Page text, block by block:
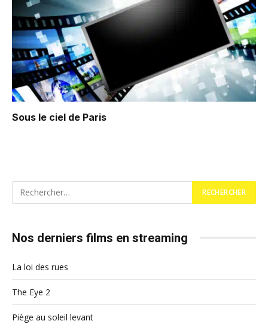
Sous le ciel de Paris
Nos derniers films en streaming
La loi des rues
The Eye 2
Piège au soleil levant